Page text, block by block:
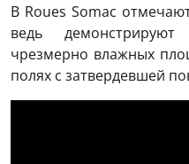
В Roues Somac
ведь
чрезмерно влажных
полях с затвердевшей